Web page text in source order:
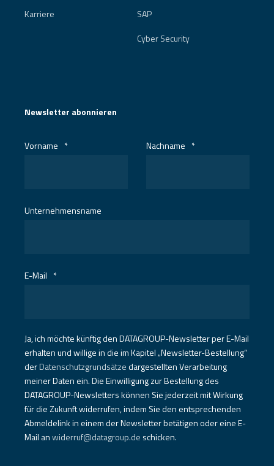
Karriere
SAP
Cyber Security
Newsletter abonnieren
Vorname * Nachname *
Unternehmensname
E-Mail *
Ja, ich möchte künftig den DATAGROUP-Newsletter per E-Mail
erhalten und willige in die im Kapitel „Newsletter-Bestellung“
derDatenschutzgrundsätzedargestellten Verarbeitung
meiner Daten ein. Die Einwilligung zur Bestellung des
DATAGROUP-Newsletters können Sie jederzeit mit Wirkung
für die Zukunft widerrufen, indem Sie den entsprechenden
Abmeldelink in einem der Newsletter betätigen oder eine E-
Mail anwiderruf@datagroup.de schicken.